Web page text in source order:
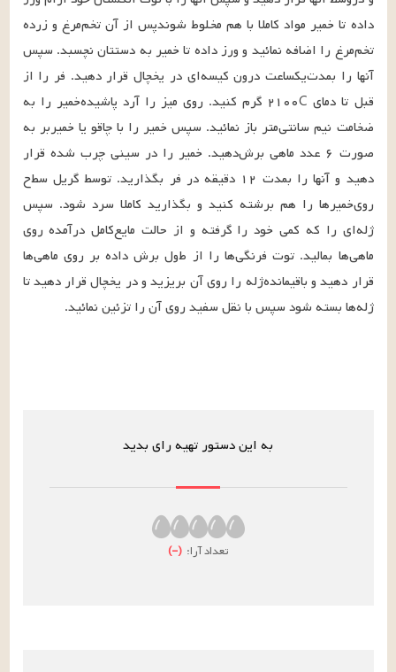
ژله‌ها بسته‌ شود سپس‌ با نقل‌ سفید روی‌ آن‌ را تزئین‌ نمائید.
به این دستور تهیه رای بدید
تعداد آرا: (
–
)